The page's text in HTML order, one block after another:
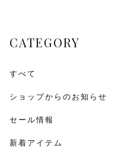
CATEGORY
すべて
ショップからのお知らせ
セール情報
新着アイテム